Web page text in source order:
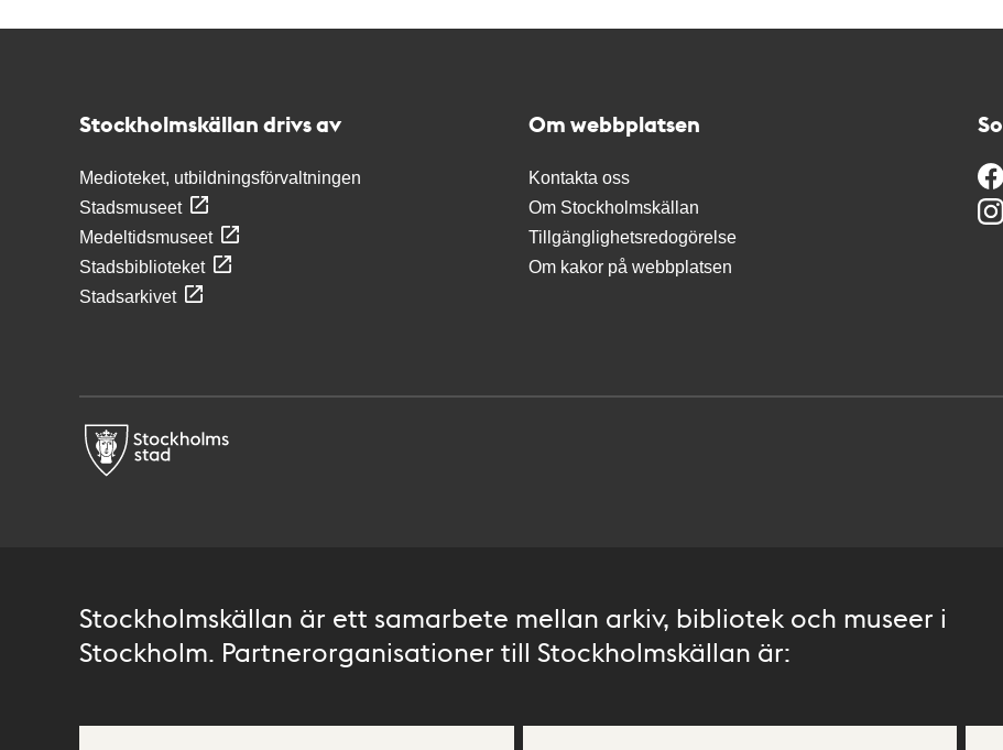
Stockholmskällan drivs av
Medioteket, utbildningsförvaltningen
Stadsmuseet
Medeltidsmuseet
Stadsbiblioteket
Stadsarkivet
Om webbplatsen
Kontakta oss
Om Stockholmskällan
Tillgänglighetsredogörelse
Om kakor på webbplatsen
Stockholmskällan är ett samarbete mellan arkiv, bibliotek och museer i
Stockholm. Partnerorganisationer till Stockholmskällan är: